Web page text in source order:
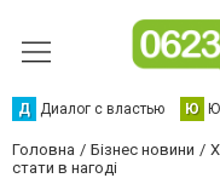
Д Диалог с властью Ю
Головна Бізнес новини
стати в нагоді